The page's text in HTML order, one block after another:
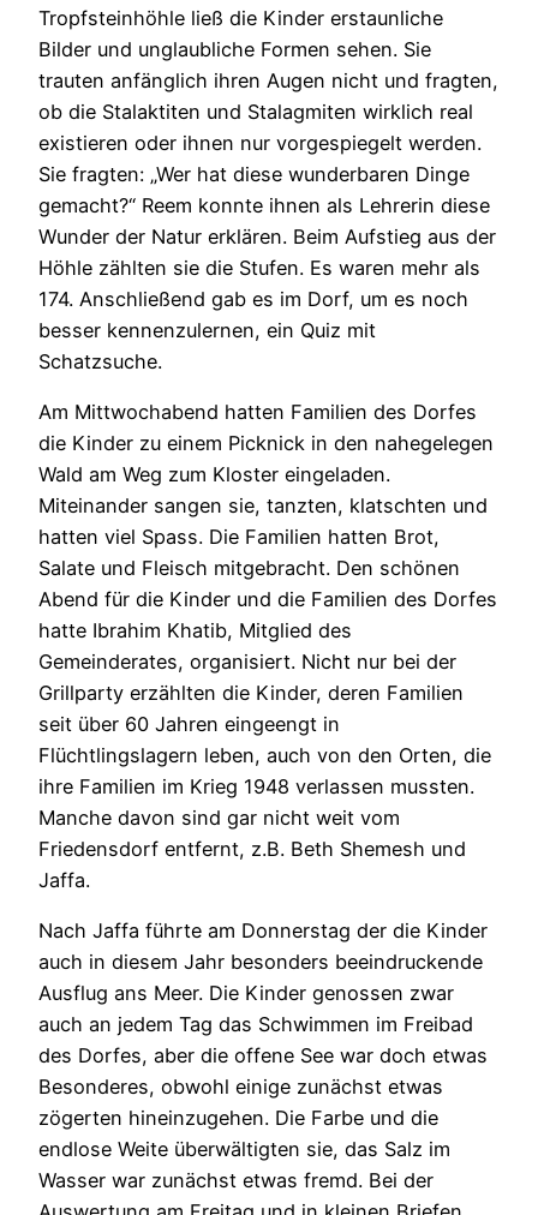
Tropfsteinhöhle ließ die Kinder erstaunliche
Bilder und unglaubliche Formen sehen. Sie
trauten anfänglich ihren Augen nicht und fragten,
ob die Stalaktiten und Stalagmiten wirklich real
existieren oder ihnen nur vorgespiegelt werden.
Sie fragten: „Wer hat diese wunderbaren Dinge
gemacht?“ Reem konnte ihnen als Lehrerin diese
Wunder der Natur erklären. Beim Aufstieg aus der
Höhle zählten sie die Stufen. Es waren mehr als
174. Anschließend gab es im Dorf, um es noch
besser kennenzulernen, ein Quiz mit
Schatzsuche.
Am Mittwochabend hatten Familien des Dorfes
die Kinder zu einem Picknick in den nahegelegen
Wald am Weg zum Kloster eingeladen.
Miteinander sangen sie, tanzten, klatschten und
hatten viel Spass. Die Familien hatten Brot,
Salate und Fleisch mitgebracht. Den schönen
Abend für die Kinder und die Familien des Dorfes
hatte Ibrahim Khatib, Mitglied des
Gemeinderates, organisiert. Nicht nur bei der
Grillparty erzählten die Kinder, deren Familien
seit über 60 Jahren eingeengt in
Flüchtlingslagern leben, auch von den Orten, die
ihre Familien im Krieg 1948 verlassen mussten.
Manche davon sind gar nicht weit vom
Friedensdorf entfernt, z.B. Beth Shemesh und
Jaffa.
Nach Jaffa führte am Donnerstag der die Kinder
auch in diesem Jahr besonders beeindruckende
Ausflug ans Meer. Die Kinder genossen zwar
auch an jedem Tag das Schwimmen im Freibad
des Dorfes, aber die offene See war doch etwas
Besonderes, obwohl einige zunächst etwas
zögerten hineinzugehen. Die Farbe und die
endlose Weite überwältigten sie, das Salz im
Wasser war zunächst etwas fremd. Bei der